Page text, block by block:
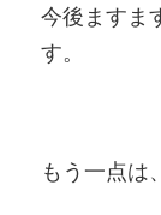
今後ますま
す。
もう一点は